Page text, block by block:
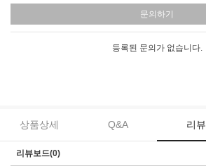
문의하기
등록된 문의가 없습니다.
상품상세 Q&A 리뷰
리뷰보드(0)